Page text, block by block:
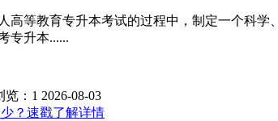
高等教育专升本考试的过程中，制定一个科
专升本......
览：1 2026-08-03
？速戳了解详情